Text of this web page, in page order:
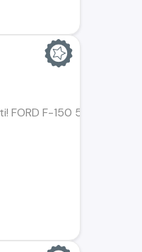
FORD F-150 5.0 XLT